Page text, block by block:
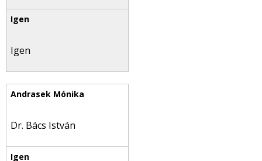
Igen
Dr. Bács István